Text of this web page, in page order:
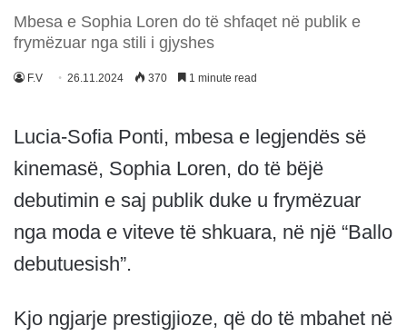
Mbesa e Sophia Loren do të shfaqet në publik e
frymëzuar nga stili i gjyshes
F.V 26.11.2024 370 1 minute read
Lucia-Sofia Ponti, mbesa e legjendës së
kinemasë, Sophia Loren, do të bëjë
debutimin e saj publik duke u frymëzuar
nga moda e viteve të shkuara, në një “Ballo
debutuesish”.
Kjo ngjarje prestigjioze, që do të mbahet në